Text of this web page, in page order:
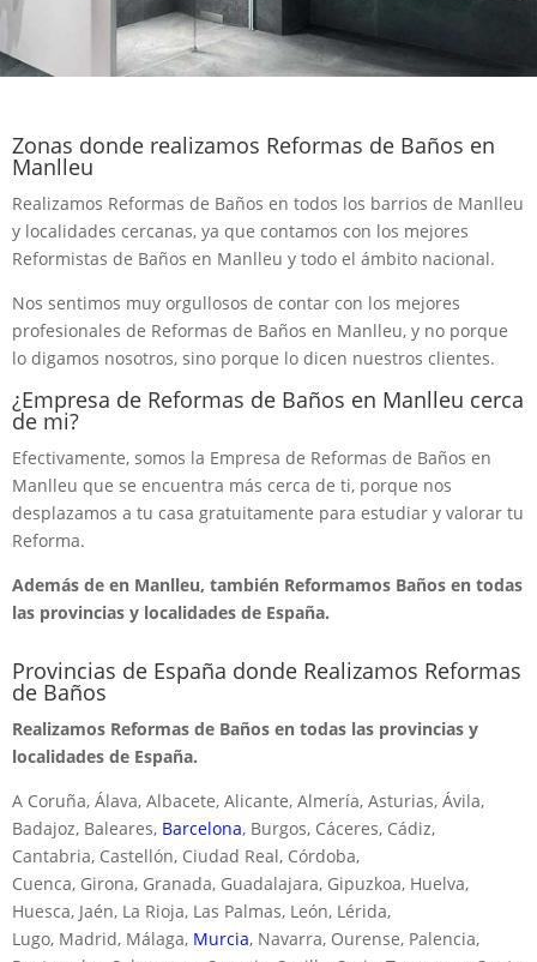
Zonas donde realizamos Reformas de Baños en
Manlleu
Realizamos Reformas de Baños en todos los barrios de Manlleu
y localidades cercanas, ya que contamos con los mejores
Reformistas de Baños en Manlleu y todo el ámbito nacional.
Nos sentimos muy orgullosos de contar con los mejores
profesionales de Reformas de Baños en Manlleu, y no porque
lo digamos nosotros, sino porque lo dicen nuestros clientes.
¿Empresa de Reformas de Baños en Manlleu cerca
de mi?
Efectivamente, somos la Empresa de Reformas de Baños en
Manlleu que se encuentra más cerca de ti, porque nos
desplazamos a tu casa gratuitamente para estudiar y valorar tu
Reforma.
Además de en Manlleu, también Reformamos Baños en todas
las provincias y localidades de España.
Provincias de España donde Realizamos Reformas
de Baños
Realizamos Reformas de Baños en todas las provincias y
localidades de España.
A Coruña, Álava, Albacete, Alicante, Almería, Asturias, Ávila,
Badajoz, Baleares, Barcelona, Burgos, Cáceres, Cádiz,
Cantabria, Castellón, Ciudad Real, Córdoba,
Cuenca, Girona, Granada, Guadalajara, Gipuzkoa, Huelva,
Huesca, Jaén, La Rioja, Las Palmas, León, Lérida,
Lugo, Madrid, Málaga, Murcia, Navarra, Ourense, Palencia,